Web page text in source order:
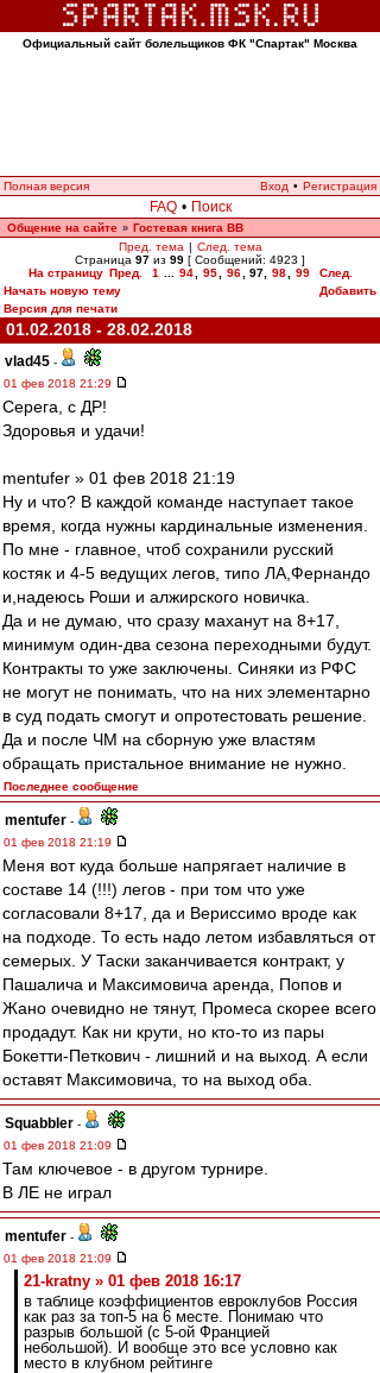
Официальный сайт болельщиков ФК "Спартак" Москва
Полная версия Вход • Регистрация
FAQ • Поиск
Общение на сайте » Гостевая книга ВВ
Пред. тема | След. тема
Страница 97 из 99 [ Сообщений: 4923 ]
На страницу Пред. 1 94 95 96 97, 98 99
След.
Начать новую тему
Добавить
Версия для печати
01.02.2018 - 28.02.2018
vlad45 -
01 фев 2018 21:29
Серега, с ДР!
Здоровья и удачи!
mentufer » 01 фев 2018 21:19
Ну и что? В каждой команде наступает такое
время, когда нужны кардинальные изменения.
По мне - главное, чтоб сохранили русский
костяк и 4-5 ведущих легов, типо ЛА,Фернандо
и,надеюсь Роши и алжирского новичка.
Да и не думаю, что сразу маханут на 8+17,
минимум один-два сезона переходными будут.
Контракты то уже заключены. Синяки из РФС
не могут не понимать, что на них элементарно
в суд подать смогут и опротестовать решение.
Да и после ЧМ на сборную уже властям
обращать пристальное внимание не нужно.
Последнее сообщение
mentufer -
01 фев 2018 21:19
Меня вот куда больше напрягает наличие в
составе 14 (!!!) легов - при том что уже
согласовали 8+17, да и Вериссимо вроде как
на подходе. То есть надо летом избавляться от
семерых. У Таски заканчивается контракт, у
Пашалича и Максимовича аренда, Попов и
Жано очевидно не тянут, Промеса скорее всего
продадут. Как ни крути, но кто-то из пары
Бокетти-Петкович - лишний и на выход. А если
оставят Максимовича, то на выход оба.
Squabbler -
01 фев 2018 21:09
Там ключевое - в другом турнире.
В ЛЕ не играл
mentufer -
01 фев 2018 21:09
21-kratny » 01 фев 2018 16:17
в таблице коэффициентов евроклубов Россия
как раз за топ-5 на 6 месте. Понимаю что
разрыв большой (с 5-ой Францией
небольшой). И вообще это все условно как
место в клубном рейтинге